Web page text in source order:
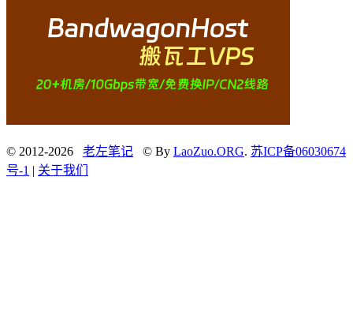
© 2012-2026 老左笔记 © By LaoZuo.ORG. 苏ICP备06030674
号-1 | 关于我们